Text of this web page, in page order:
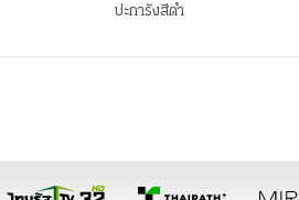
ปะการังสีดำ